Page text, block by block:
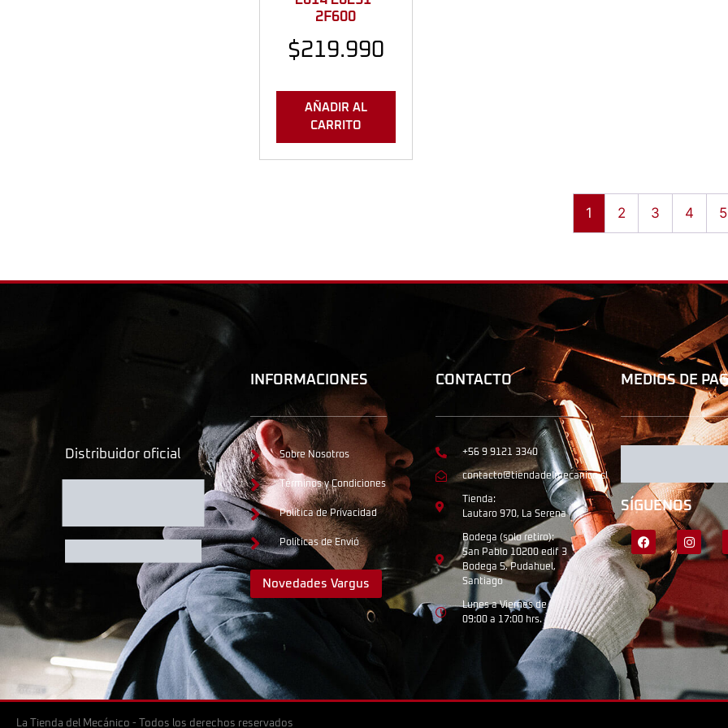
2F600
$219.990
AÑADIR AL
CARRITO
1 2 3 4 5
Distribuidor oficial
INFORMACIONES
Sobre Nosotros
Términos y Condiciones
Política de Privacidad
Políticas de Envió
Novedades Vargus
CONTACTO
+56 9 9121 3340
contacto@tiendadelmecanico.cl
Tienda:
Lautaro 970, La Serena
Bodega (solo retiro):
San Pablo 10200 edif 3
Bodega 5, Pudahuel,
Santiago
Lunes a Viernes de
09:00 a 17:00 hrs.
MEDIOS DE
SÍGUENOS
La Tienda del Mecánico - Todos los derechos reservados